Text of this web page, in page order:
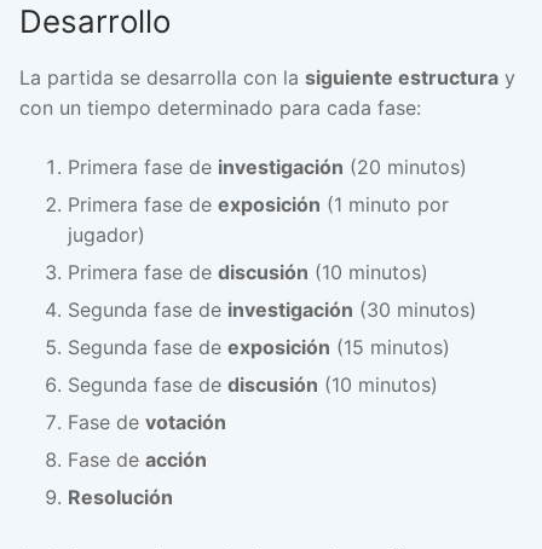
Desarrollo
La partida se desarrolla con la siguiente estructura y
con un tiempo determinado para cada fase:
Primera fase de investigación (20 minutos)
Primera fase de exposición (1 minuto por
jugador)
Primera fase de discusión (10 minutos)
Segunda fase de investigación (30 minutos)
Segunda fase de exposición (15 minutos)
Segunda fase de discusión (10 minutos)
Fase de votación
Fase de acción
Resolución